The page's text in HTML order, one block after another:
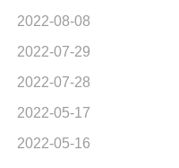
2022-08-08
2022-07-29
2022-07-28
2022-05-17
2022-05-16